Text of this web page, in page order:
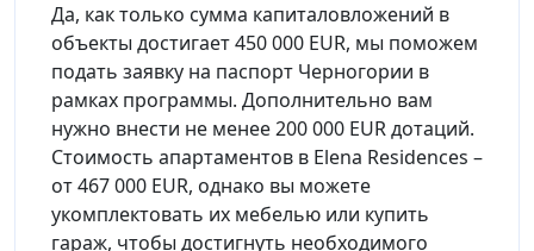
Да, как только сумма капиталовложений в
объекты достигает 450 000 EUR, мы поможем
подать заявку на паспорт Черногории в
рамках программы. Дополнительно вам
нужно внести не менее 200 000 EUR дотаций.
Стоимость апартаментов в Elena Residences –
от 467 000 EUR, однако вы можете
укомплектовать их мебелью или купить
гараж, чтобы достигнуть необходимого